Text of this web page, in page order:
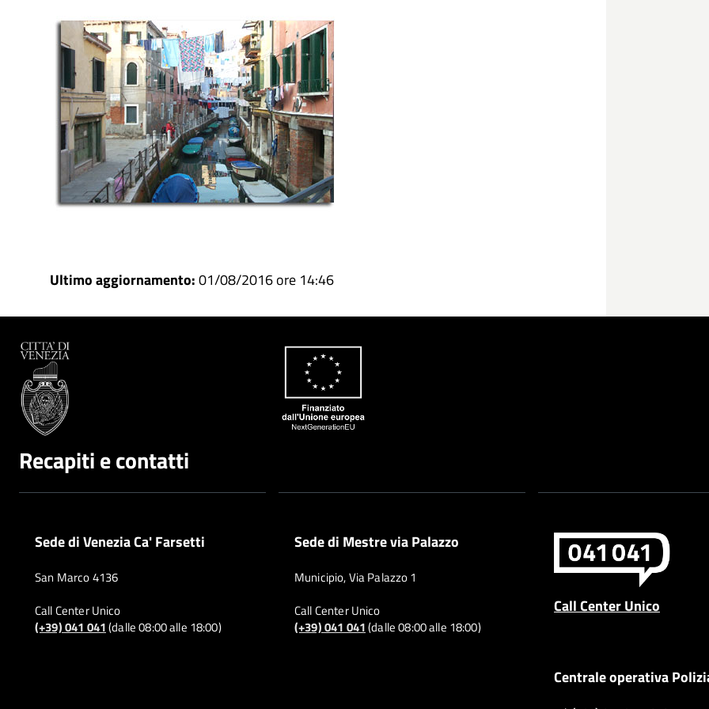
Ultimo aggiornamento:01/08/2016 ore 14:46
Recapiti e contatti
Sede di Venezia Ca' Farsetti
San Marco 4136
Call Center Unico
(+39) 041 041(dalle 08:00 alle 18:00)
Sede di Mestre via Palazzo
Municipio, Via Palazzo 1
Call Center Unico
(+39) 041 041(dalle 08:00 alle 18:00)
Call Center Unico
Centrale operativa